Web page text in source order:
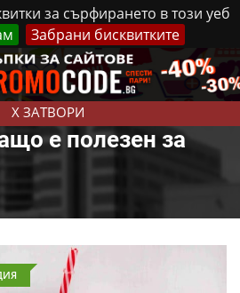
за сърфирането в този уеб
Забрани бисквитките
X ЗАТВОРИ
2026 Реклама Контакти
е полезен за